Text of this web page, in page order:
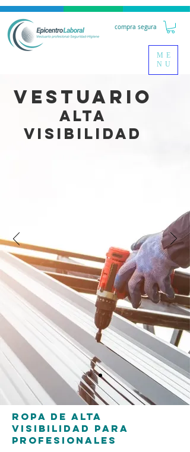
compra segura
ME
NU
VESTUARIO
ALTA
VISIBILIDAD
Ropa de Alta
Visibilidad para
Profesionales